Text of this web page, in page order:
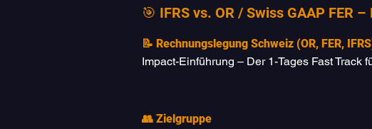
🎯 IFRS vs. OR / Swiss GAAP FER
📝 Rechnungslegung Schweiz (OR, FER,
Impact-Einführung – Der 1-Tages Fast
👥 Zielgruppe